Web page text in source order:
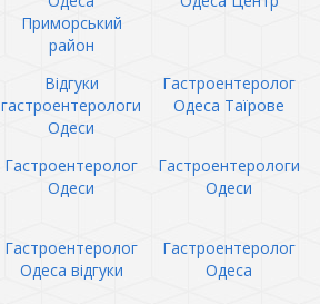
Приморський
район
Відгуки
гастроентерологи
Одеси
Гастроентеролог
Одеса Таїрове
Гастроентеролог
Одеси
Гастроентерологи
Одеси
Гастроентеролог
Одеса відгуки
Гастроентеролог
Одеса